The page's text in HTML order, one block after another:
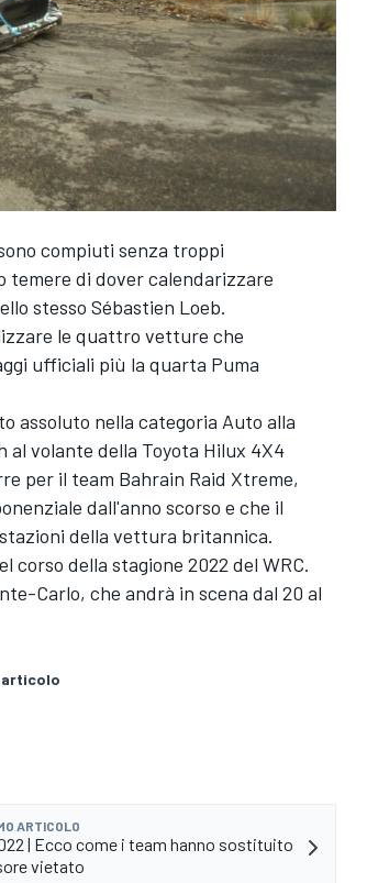
compiuti senza troppi
di dover calendarizzare
stesso Sébastien Loeb.
le quattro vetture che
ufficiali più la quarta Puma
assoluto nella categoria Auto alla
volante della Toyota Hilux 4X4
per il team Bahrain Raid Xtreme,
dall'anno scorso e che il
della vettura britannica.
corso della stagione 2022 del WRC.
Carlo, che andrà in scena dal 20 al
articolo
ARTICOLO
| Ecco come i team hanno sostituito
vietato